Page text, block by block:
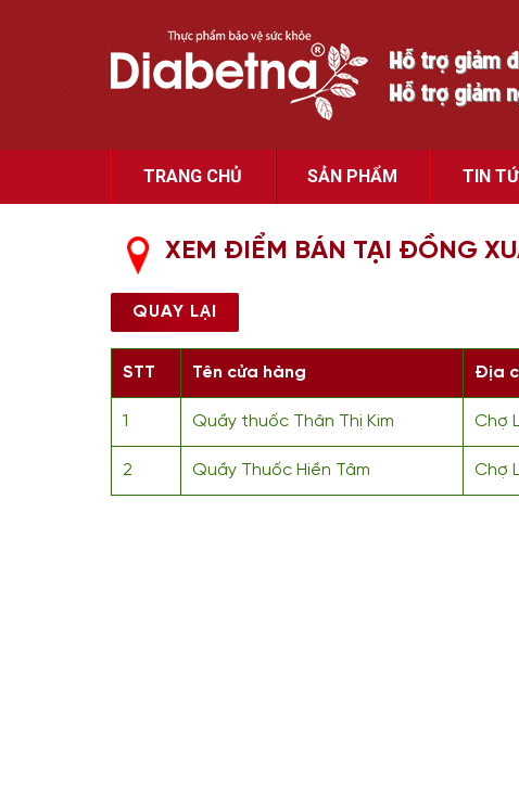
Hỗ trợ giảm
Hỗ trợ giảm
TRANG CHỦ SẢN PHẨM TIN
XEM ĐIỂM BÁN TẠI ĐỒNG
QUAY LẠI
STT Tên cửa hàng Địa
1 Quầy thuốc Thân Thị Kim Chợ
2 Quầy Thuốc Hiền Tâm Chợ